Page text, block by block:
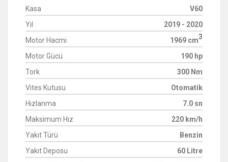
V60
Kasa
2019 - 2020
Yıl
1969 cm3
Motor Hacmi
190 hp
Motor Gücü
300 Nm
Tork
Otomatik
Vites Kutusu
7.0 sn
Hızlanma
220 km/h
Maksimum Hız
Benzin
Yakıt Türü
60 Litre
Yakıt Deposu